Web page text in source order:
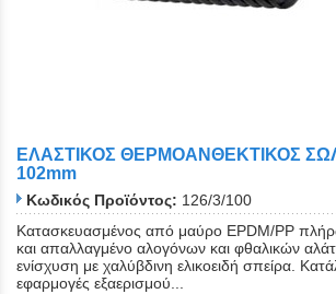
ΕΛΑΣΤΙΚΟΣ ΘΕΡΜΟΑΝΘΕΚΤΙΚΟΣ
102mm
Κωδικός Προϊόντος: 126/3/100
Κατασκευασμένος από μαύρο EPDM/PP
και απαλλαγμένο αλογόνων και φθαλικών
ενίσχυση με χαλύβδινη ελικοειδή σπείρα.
εφαρμογές εξαερισμού...